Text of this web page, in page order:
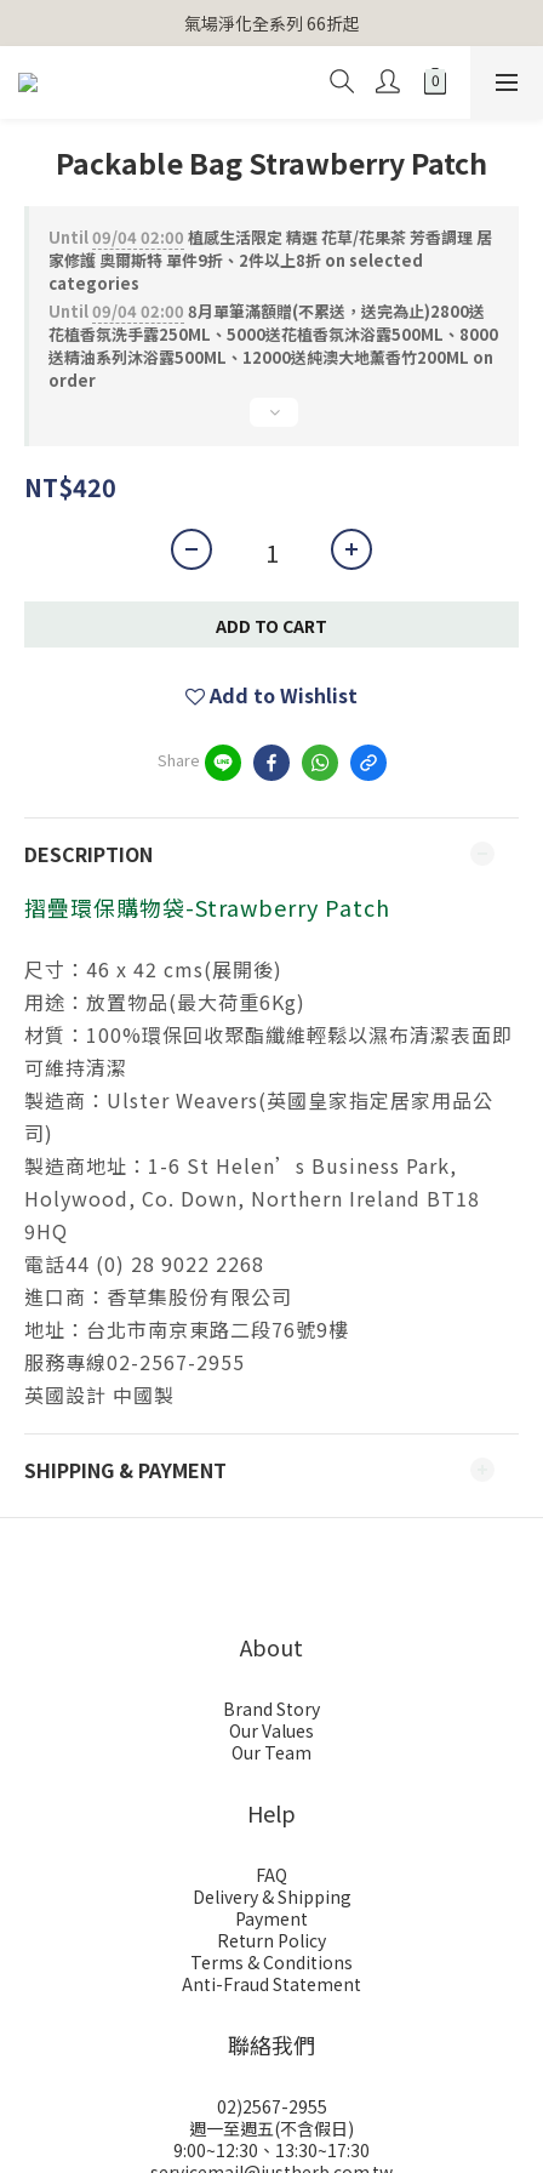
【官網獨家】首次消費 不限金額 即送 香遇熊超人行李吊牌
氣場淨化全系列 66折起
【官網獨家】首次消費 不限金額 即送 香遇熊超人行李吊牌
Packable Bag Strawberry Patch
Until09/04 02:00 植感生活限定 精選 花草/花果茶 芳香調理 居
家修護 奧爾斯特 單件9折、2件以上8折 on selected
categories
Until09/04 02:00 8月單筆滿額贈(不累送，送完為止)2800送
花植香氛洗手露250ML、5000送花植香氛沐浴露500ML、8000
送精油系列沐浴露500ML、12000送純澳大地薰香竹200ML on
order
NT$420
ADD TO CART
Add to Wishlist
Share
DESCRIPTION
摺疊環保購物袋-Strawberry Patch
尺寸：46 x 42 cms(展開後)
用途：放置物品(最大荷重6Kg)
材質：100%環保回收聚酯纖維輕鬆以濕布清潔表面即
可維持清潔
製造商：Ulster Weavers(英國皇家指定居家用品公
司)
製造商地址：1-6 St Helen’s Business Park,
Holywood, Co. Down, Northern Ireland BT18
9HQ
電話44 (0) 28 9022 2268
進口商：香草集股份有限公司
地址：台北市南京東路二段76號9樓
服務專線02-2567-2955
英國設計 中國製
SHIPPING & PAYMENT
About
Brand Story
Our Values
Our Team
Help
FAQ
Delivery & Shipping
Payment
Return Policy
Terms & Conditions
Anti-Fraud Statement
聯絡我們
02)2567-2955
週一至週五(不含假日)
9:00~12:30、13:30~17:30